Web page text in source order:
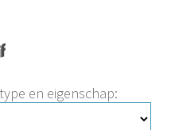
en eigenschap: